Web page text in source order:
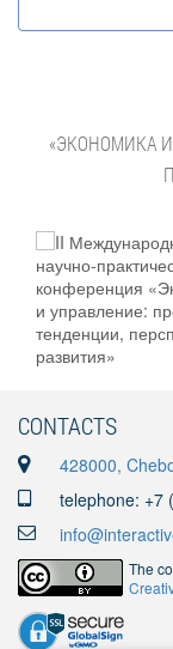
«ЭКОНОМИКА
CONTACTS
428000,
telephone: +7
The